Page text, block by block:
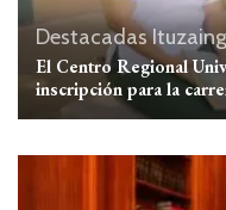
Destacadas
El Centro Regional
inscripción para la